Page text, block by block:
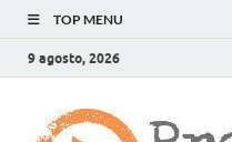
TOP MENU
9 agosto, 2026